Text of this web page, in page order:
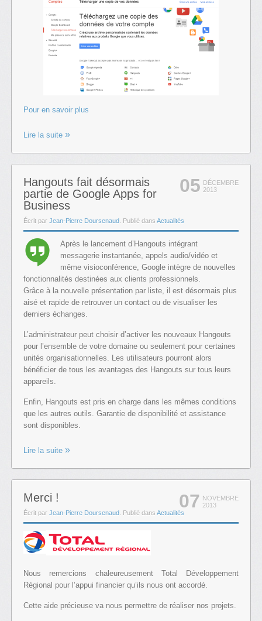
Pour en savoir plus
Lire la suite
05 DÉCEMBRE
2013
Hangouts fait désormais
partie de Google Apps for
Business
Écrit par Jean-Pierre Doursenaud . Publié dans Actualités
Après le lancement d’Hangouts intégrant
messagerie instantanée, appels audio/vidéo et
même visioconférence, Google intègre de nouvelles
fonctionnalités destinées aux clients professionnels.
Grâce à la nouvelle présentation par liste, il est désormais plus
aisé et rapide de retrouver un contact ou de visualiser les
derniers échanges.
L’administrateur peut choisir d’activer les nouveaux Hangouts
pour l’ensemble de votre domaine ou seulement pour certaines
unités organisationnelles. Les utilisateurs pourront alors
bénéficier de tous les avantages des Hangouts sur tous leurs
appareils.
Enfin, Hangouts est pris en charge dans les mêmes conditions
que les autres outils. Garantie de disponibilité et assistance
sont disponibles.
Lire la suite
07 NOVEMBRE
2013
Merci !
Écrit par Jean-Pierre Doursenaud . Publié dans Actualités
Nous remercions chaleureusement Total Développement
Régional pour l’appui financier qu’ils nous ont accordé.
Cette aide précieuse va nous permettre de réaliser nos projets.